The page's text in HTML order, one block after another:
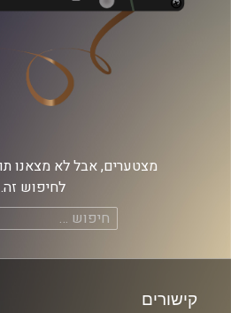
מצטערים, אבל לא מצאנו
לחיפוש זה.
חיפוש:
קישורים